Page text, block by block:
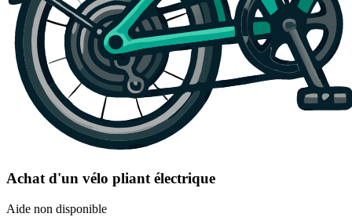
Achat d'un vélo pliant électrique
Aide non disponible